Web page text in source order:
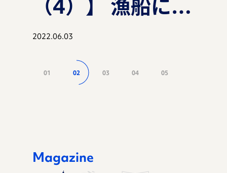
事例
資料ダウンロード
（1）】 漁船に乗
る？！知床半島の
先端に行く？！
2021.10.05
く？！SNSバリ
バリの漁業者さ
ん？！サケって一
編〜
2023.04.04
（4）】 漁船に乗
る？！知床半島の
先端に行く？！
第４部：未来を見
2022.06.03
る？！知床半島の
先端に行く？！
第３部：知床半島
2022.02.28
る？！知床半島の
先端に行く？！
第２部：いよいよ
2021.12.14
（1）】 漁船に乗
る？！知床半島の
先端に行く？！
2021.10.05
く？！SNSバリ
バリの漁業者さ
ん？！サケって一
編〜
2023.04.04
01 02 03 04 05
Magazine